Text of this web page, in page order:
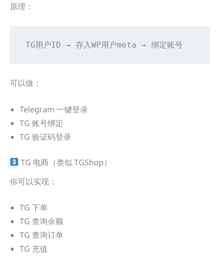
原理：
TG用户ID → 存入WP用户meta → 绑定账号
可以做：
Telegram 一键登录
TG 账号绑定
TG 验证码登录
TG 电商（类似 TGShop）
你可以实现：
TG 下单
TG 查询余额
TG 查询订单
TG 充值